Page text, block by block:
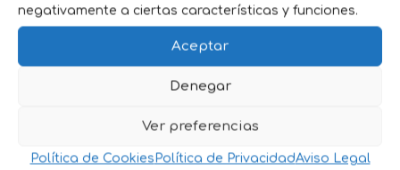
negativamente a ciertas características y funciones.
Aceptar
Denegar
Ver preferencias
Política de Cookies Política de PrivacidadAviso Legal
AVET CAT
ADVANCE CAT